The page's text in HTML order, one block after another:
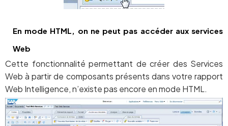
En mode HTML, on ne peut pas accéder aux services
Web
Cette fonctionnalité permettant de créer des Services
Web à partir de composants présents dans votre rapport
Web Intelligence, n’existe pas encore en mode HTML.